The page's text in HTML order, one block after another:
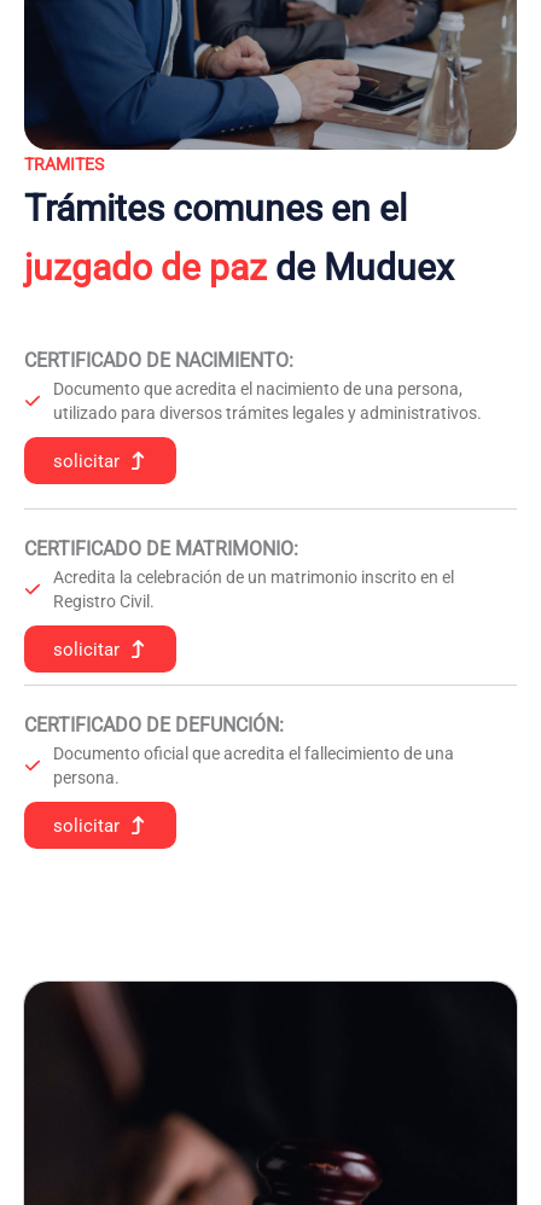
TRAMITES
Trámites comunes en el
juzgado de pazde Muduex
CERTIFICADO DE NACIMIENTO:
Documento que acredita el nacimiento de una persona,
utilizado para diversos trámites legales y administrativos.
solicitar
CERTIFICADO DE MATRIMONIO:
Acredita la celebración de un matrimonio inscrito en el
Registro Civil.
solicitar
CERTIFICADO DE DEFUNCIÓN:
Documento oficial que acredita el fallecimiento de una
persona.
solicitar